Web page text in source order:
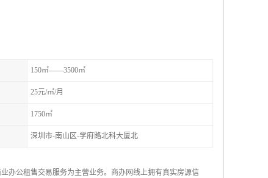
150㎡——3500㎡
25元/㎡/月
1750㎡
深圳市-南山区-学府路北科大厦北
办公租售交易服务为主营业务。商办网线上拥有真实房源信